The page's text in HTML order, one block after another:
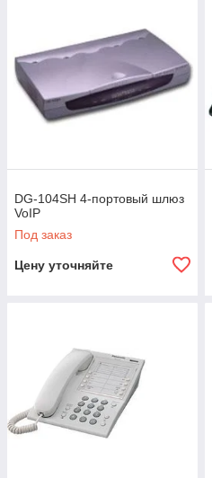
DG-104SH 4-портовый шлюз
VoIP
Под заказ
Цену уточняйте